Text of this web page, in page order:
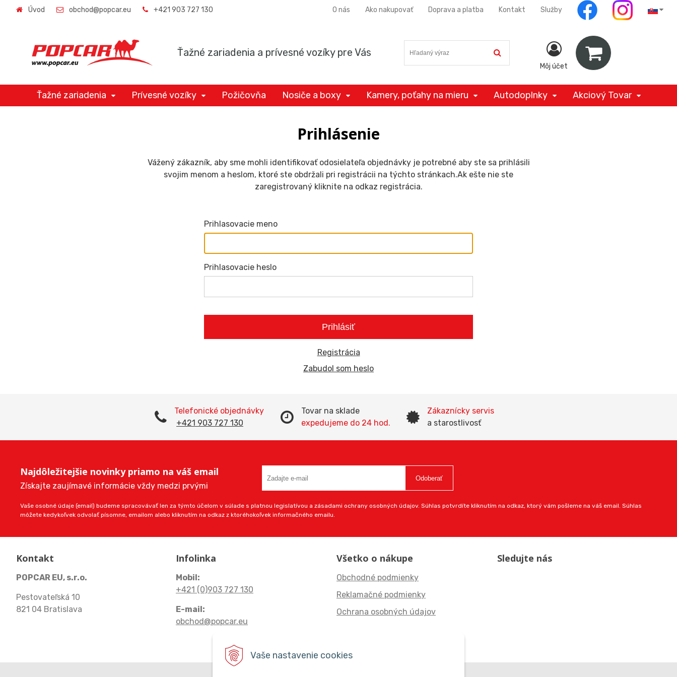
Vaše nastavenie cookies
Ťažné zariadenia a prívesné vozíky pre Vás
Úvod obchod@popcar.eu +421 903 727 130 O nás Ako nakupovať Doprava a platba Kontakt Služby
Môj účet
Ťažné zariadenia Prívesné vozíky Požičovňa Nosiče a boxy Kamery, poťahy na mieru Autodoplnky Akciový Tovar
Prihlásenie
Vážený zákazník, aby sme mohli identifikovať odosielateľa objednávky je potrebné aby ste sa prihlásili
svojim menom a heslom, ktoré ste obdržali pri registrácii na týchto stránkach.Ak ešte nie ste
zaregistrovaný kliknite na odkaz registrácia.
Prihlasovacie meno
Prihlasovacie heslo
Prihlásiť
Registrácia
Zabudol som heslo
Telefonické objednávky
+421 903 727 130
Tovar na sklade
expedujeme do 24 hod.
Zákaznícky servis
a starostlivosť
Najdôležitejšie novinky priamo na váš email
Získajte zaujímavé informácie vždy medzi prvými
Odoberať
Vaše osobné údaje (email) budeme spracovávať len za týmto účelom v súlade s platnou legislatívou a zásadami ochrany osobných údajov. Súhlas potvrdíte kliknutím na odkaz, ktorý vám pošleme na váš email. Súhlas
môžete kedykoľvek odvolať písomne, emailom alebo kliknutím na odkaz z ktoréhokoľvek informačného emailu.
Kontakt
POPCAR EU, s.r.o.
Pestovateľská 10
821 04 Bratislava
Infolinka
Mobil:
+421 (0)903 727 130
E-mail:
obchod@popcar.eu
Všetko o nákupe
Obchodné podmienky
Reklamačné podmienky
Ochrana osobných údajov
Sledujte nás